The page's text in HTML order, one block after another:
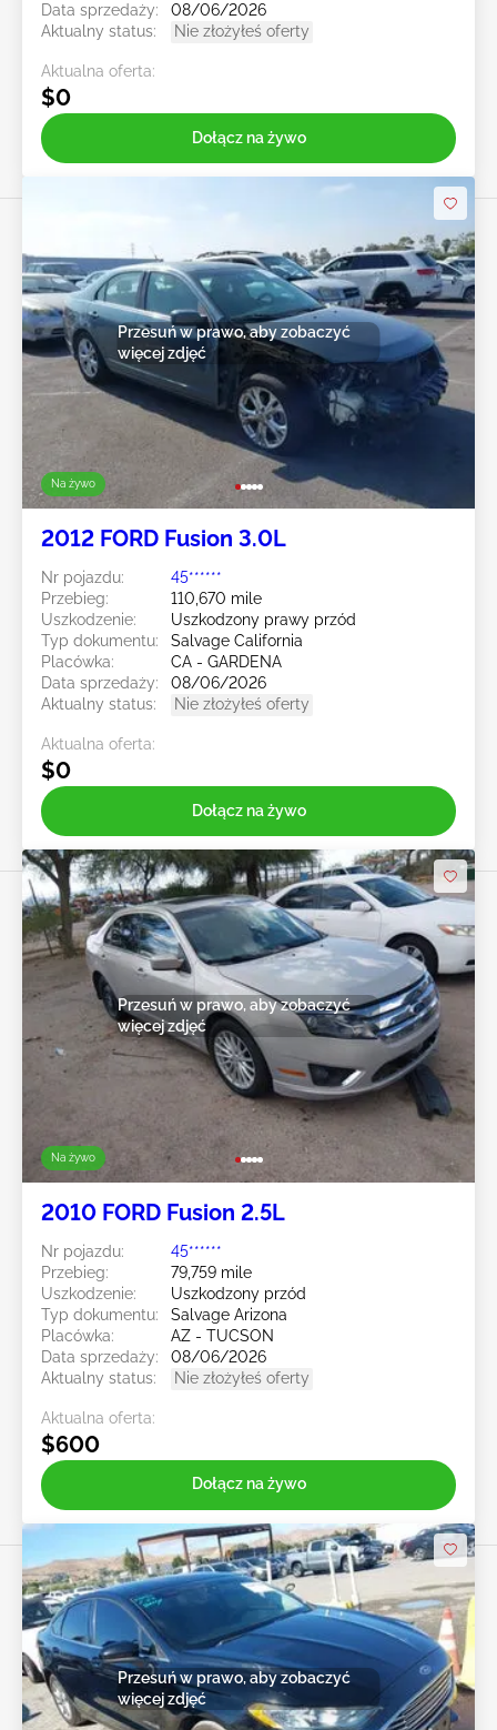
Data sprzedaży:
08/06/2026
Aktualny status:
Nie złożyłeś oferty
Aktualna oferta:
$0
Dołącz na żywo
Na żywo
Przesuń w prawo, aby zobaczyć
więcej zdjęć
2012 FORD Fusion 3.0L
Nr pojazdu:
45******
Przebieg:
110,670 mile
Uszkodzenie:
Uszkodzony prawy przód
Typ dokumentu:
Salvage California
Placówka:
CA - GARDENA
Data sprzedaży:
08/06/2026
Aktualny status:
Nie złożyłeś oferty
Aktualna oferta:
$0
Dołącz na żywo
Na żywo
Przesuń w prawo, aby zobaczyć
więcej zdjęć
2010 FORD Fusion 2.5L
Nr pojazdu:
45******
Przebieg:
79,759 mile
Uszkodzenie:
Uszkodzony przód
Typ dokumentu:
Salvage Arizona
Placówka:
AZ - TUCSON
Data sprzedaży:
08/06/2026
Aktualny status:
Nie złożyłeś oferty
Aktualna oferta:
$600
Dołącz na żywo
Przesuń w prawo, aby zobaczyć
więcej zdjęć